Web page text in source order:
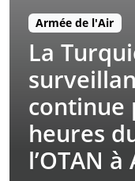
Armée de l'Air
La
continue
heures
l’OTAN